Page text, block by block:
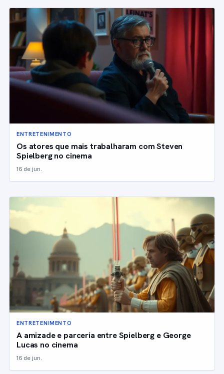
ENTRETENIMENTO
Os atores que mais trabalharam com Steven
Spielberg no cinema
16 de jun.
ENTRETENIMENTO
A amizade e parceria entre Spielberg e George
Lucas no cinema
16 de jun.